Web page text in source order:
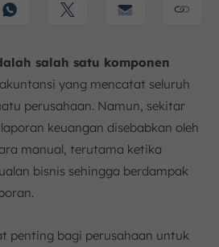
dalam Membuat Jurnal
Keakuratan
Pembayaran
Memadai
Pencatatan Jurnal Penjualan dan
Pencatatan
yang Tinggi
dan Privasi
salah satu komponen
yang mencatat seluruh
perusahaan. Namun, sekitar
keuangan disebabkan oleh
manual, terutama ketika
bisnis sehingga berdampak
penting bagi perusahaan untuk